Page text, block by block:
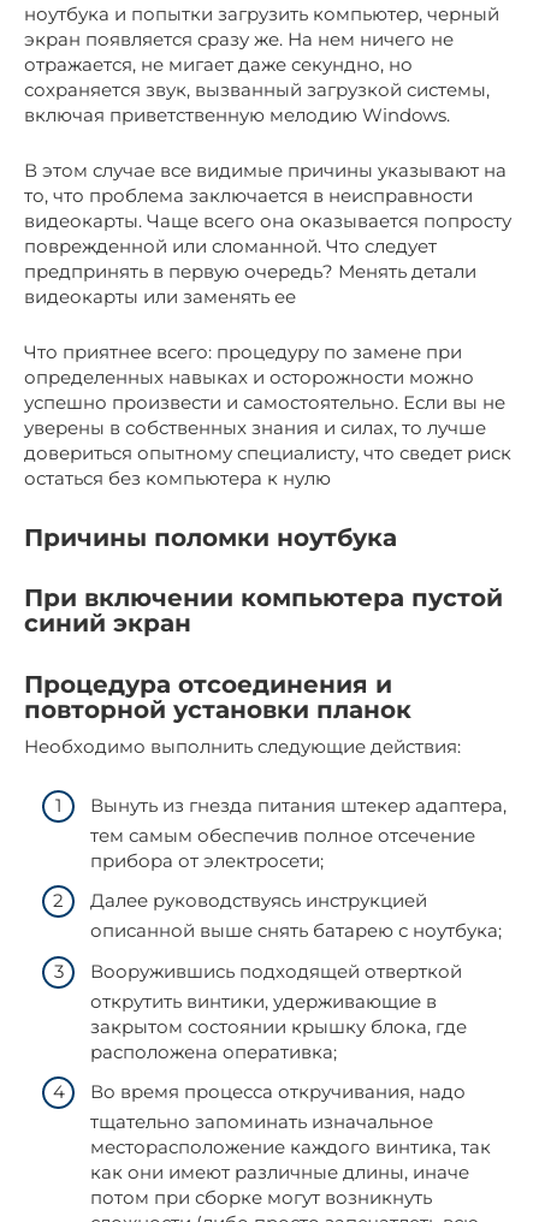
ноутбука и попытки загрузить компьютер, черный
экран появляется сразу же. На нем ничего не
отражается, не мигает даже секундно, но
сохраняется звук, вызванный загрузкой системы,
включая приветственную мелодию Windows.
В этом случае все видимые причины указывают на
то, что проблема заключается в неисправности
видеокарты. Чаще всего она оказывается попросту
поврежденной или сломанной. Что следует
предпринять в первую очередь? Менять детали
видеокарты или заменять ее
Что приятнее всего: процедуру по замене при
определенных навыках и осторожности можно
успешно произвести и самостоятельно. Если вы не
уверены в собственных знания и силах, то лучше
довериться опытному специалисту, что сведет риск
остаться без компьютера к нулю
Причины поломки ноутбука
При включении компьютера пустой
синий экран
Процедура отсоединения и
повторной установки планок
Необходимо выполнить следующие действия:
Вынуть из гнезда питания штекер адаптера,
тем самым обеспечив полное отсечение
прибора от электросети;
Далее руководствуясь инструкцией
описанной выше снять батарею с ноутбука;
Вооружившись подходящей отверткой
открутить винтики, удерживающие в
закрытом состоянии крышку блока, где
расположена оперативка;
Во время процесса откручивания, надо
тщательно запоминать изначальное
месторасположение каждого винтика, так
как они имеют различные длины, иначе
потом при сборке могут возникнуть